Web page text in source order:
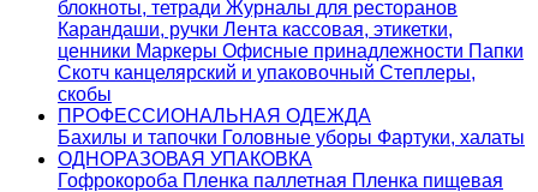
блокноты, тетради Журналы для ресторанов
Карандаши, ручки Лента кассовая, этикетки,
ценники Маркеры Офисные принадлежности Папки
Скотч канцелярский и упаковочный Степлеры,
скобы
ПРОФЕССИОНАЛЬНАЯ ОДЕЖДА
Бахилы и тапочки Головные уборы Фартуки, халаты
ОДНОРАЗОВАЯ УПАКОВКА
Гофрокороба Пленка паллетная Пленка пищевая